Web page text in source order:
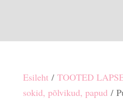
Esileht/ TOOTED
sokid, põlvikud, papud/